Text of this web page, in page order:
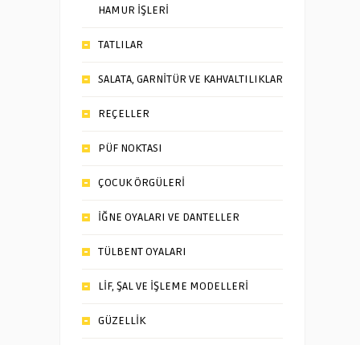
HAMUR İŞLERİ
TATLILAR
SALATA, GARNİTÜR VE KAHVALTILIKLAR
REÇELLER
PÜF NOKTASI
ÇOCUK ÖRGÜLERİ
İĞNE OYALARI VE DANTELLER
TÜLBENT OYALARI
LİF, ŞAL VE İŞLEME MODELLERİ
GÜZELLİK